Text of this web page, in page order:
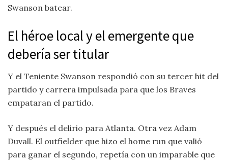
Swanson batear.
El héroe local y el emergente que
debería ser titular
Y el Teniente Swanson respondió con su tercer hit del
partido y carrera impulsada para que los Braves
empataran el partido.
Y después el delirio para Atlanta. Otra vez Adam
Duvall. El outfielder que hizo el home run que valió
para ganar el segundo, repetía con un imparable que